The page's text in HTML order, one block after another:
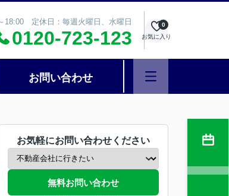
18:00 定休日：毎週火曜日、水曜日
0120-723-123 お気に入り
0
お問い合わせ
お気軽にお問い合わせください
無料お問い合わせ